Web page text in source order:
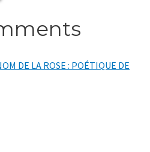
DE LA ROSE : POÉTIQUE DE